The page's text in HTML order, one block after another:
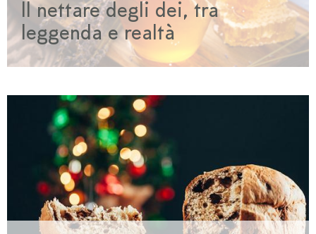
Il nettare degli dei, tra
leggenda e realtà